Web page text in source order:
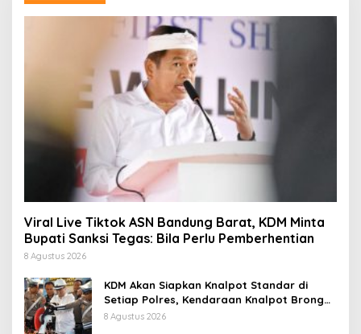
Viral Live Tiktok ASN Bandung Barat, KDM Minta
Bupati Sanksi Tegas: Bila Perlu Pemberhentian
8 Agustus 2026
KDM Akan Siapkan Knalpot Standar di
Setiap Polres, Kendaraan Knalpot Brong
Tertangkap Langsung Ganti
8 Agustus 2026